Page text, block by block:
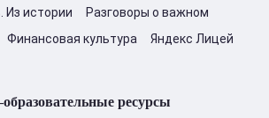
Из истории
Разговоры о важном
Финансовая культура Яндекс Лицей
ресурсы